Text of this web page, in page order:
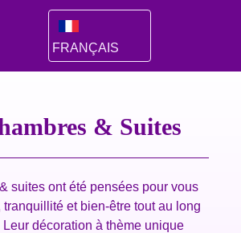
FRANÇAIS
& Suites
suites ont été pensées pour vous
tranquillité et bien-être tout au long
Leur décoration à thème unique